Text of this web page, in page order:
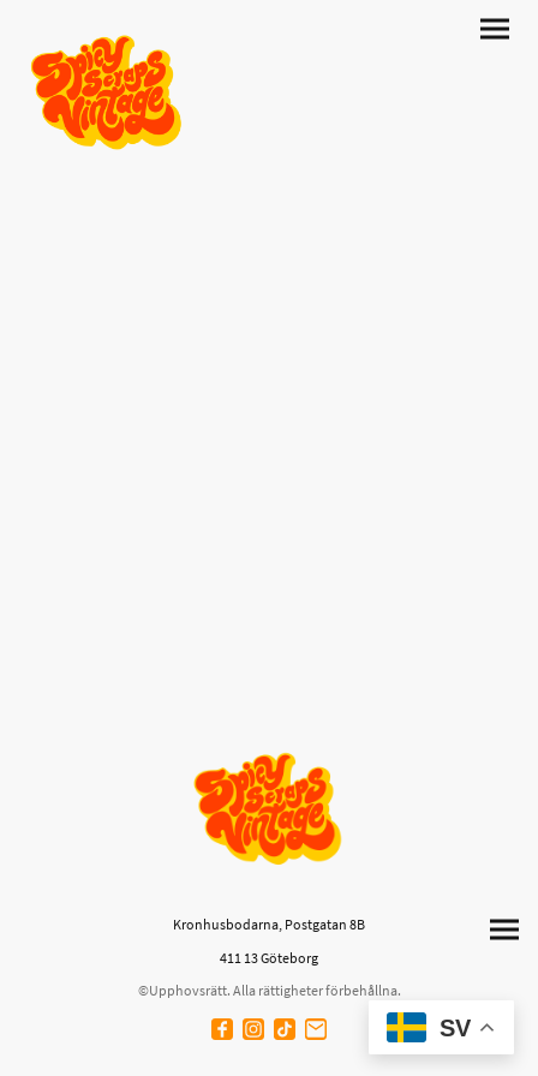
Kronhusbodarna, Postgatan 8B
411 13 Göteborg
©Upphovsrätt. Alla rättigheter förbehållna.
SV